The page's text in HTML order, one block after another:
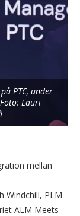
PTC, under
Lauri
mellan
Windchill, PLM-
ALM Meets